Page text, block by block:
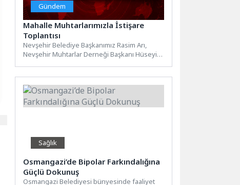
Gündem
Mahalle Muhtarlarımızla İstişare
Toplantısı
Nevşehir Belediye Başkanımız Rasim Arı,
Nevşehir Muhtarlar Derneği Başkanı Hüseyin
Sağlık
Osmangazi’de Bipolar Farkındalığına
Güçlü Dokunuş
Osmangazi Belediyesi bünyesinde faaliyet